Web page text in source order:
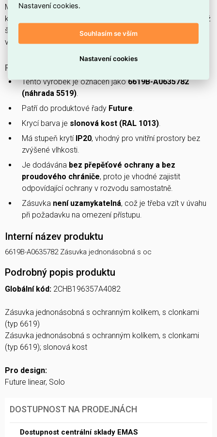
Má nominální proud16 A
krytí
(š × h × v), montáž
šroubem a připojení pomocíkonektorové svorky
vyrobená z termoplastu.
PROČ SI VYBRAT TUTO ZÁSUVKU?
Tento výrobek je označen jako6619B-A0635782
(náhrada 5519).
Patří do produktové řady Future.
Krycí barva je slonová kost (RAL 1013).
Má stupeň krytí IP20, vhodný pro vnitřní prostory bez
zvýšené vlhkosti.
Je dodávána bez přepěťové ochrany a bez
proudového chrániče, proto je vhodné zajistit
odpovídající ochrany v rozvodu samostatně.
Zásuvka není uzamykatelná, což je třeba vzít v úvahu
při požadavku na omezení přístupu.
Interní název produktu
6619B-A0635782 Zásuvka jednonásobná s oc
Podrobný popis produktu
Globální kód: 2CHB196357A4082
Zásuvka jednonásobná s ochranným kolíkem, s clonkami
(typ 6619)
Zásuvka jednonásobná s ochranným kolíkem, s clonkami
(typ 6619); slonová kost
Pro design:
Future linear, Solo
DOSTUPNOST NA PRODEJNÁCH
Dostupnost centrální sklady EMAS
Nastavení cookies.
Souhlasím se vším
Nastavení cookies